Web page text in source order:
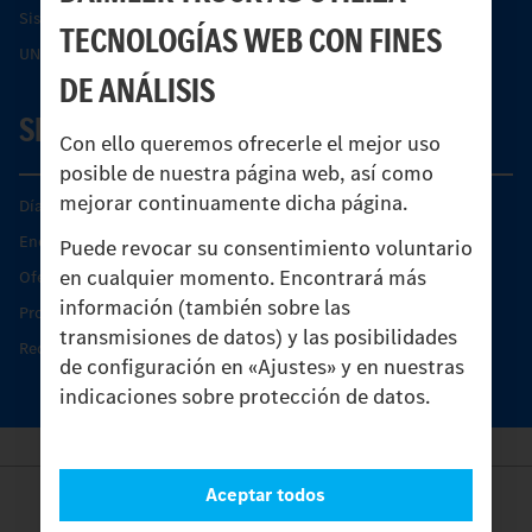
TECNOLOGÍAS WEB CON FINES
DE ANÁLISIS
Con ello queremos ofrecerle el mejor uso
posible de nuestra página web, así como
mejorar continuamente dicha página.
Puede revocar su consentimiento voluntario
en cualquier momento. Encontrará más
información (también sobre las
transmisiones de datos) y las posibilidades
de configuración en «Ajustes» y en nuestras
indicaciones sobre protección de datos.
Aceptar todos
Sistemas de asistencia de seguridad Econic
UNI-TOUCH®
SERVICIO
Días de Servicio del Unimog
Encontrar un socio
Oferta de servicio del Unimog
Productos de piezas y servicio
Recambios originales
Provider